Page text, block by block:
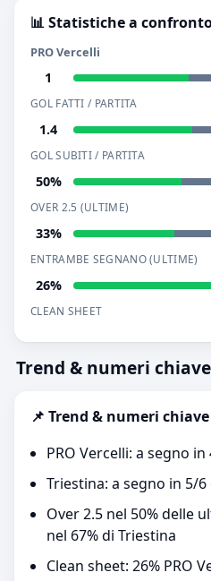
📊 Statistiche a
PRO Vercelli
1
GOL FATTI / PARTITA
1.4
GOL SUBITI / PARTITA
50%
OVER 2.5 (ULTIME)
33%
ENTRAMBE SEGNANO (ULTIME)
26%
CLEAN SHEET
Trend & numeri chiave
📌 Trend & numeri chiave
PRO Vercelli: a segno
Triestina: a segno in 5/
Over 2.5 nel 50% delle
nel 67% di Triestina
Clean sheet: 26% PRO